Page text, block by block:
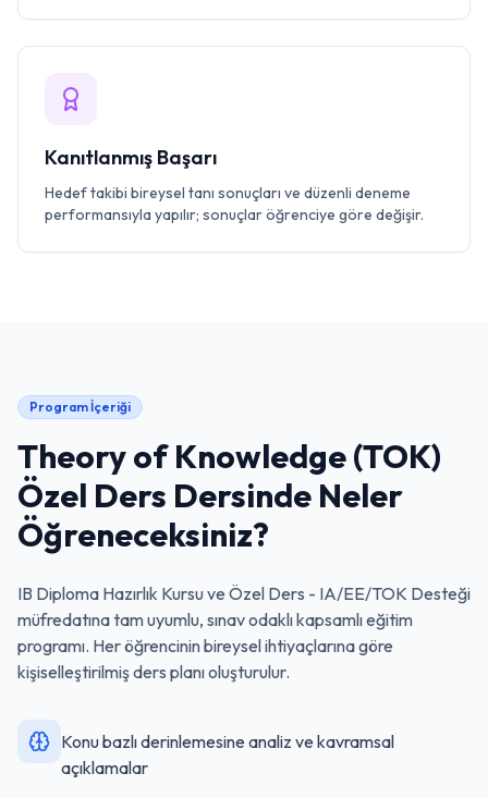
Kanıtlanmış Başarı
Hedef takibi bireysel tanı sonuçları ve düzenli deneme
performansıyla yapılır; sonuçlar öğrenciye göre değişir.
Program İçeriği
Theory of Knowledge (TOK)
Özel Ders Dersinde Neler
Öğreneceksiniz?
IB Diploma Hazırlık Kursu ve Özel Ders - IA/EE/TOK Desteği
müfredatına tam uyumlu, sınav odaklı kapsamlı eğitim
programı. Her öğrencinin bireysel ihtiyaçlarına göre
kişiselleştirilmiş ders planı oluşturulur.
Konu bazlı derinlemesine analiz ve kavramsal
açıklamalar